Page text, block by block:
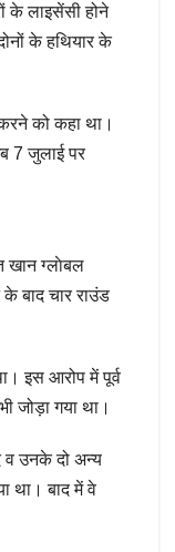
के लाइसेंसी होने
के हथ‍ियार के
को कहा था।
7 जुलाई पर
खान ग्‍लाेबल
बाद चार राउंड
इस आरोप में पूर्व
जोड़ा गया था।
व उनके दो अन्‍य
था। बाद में वे